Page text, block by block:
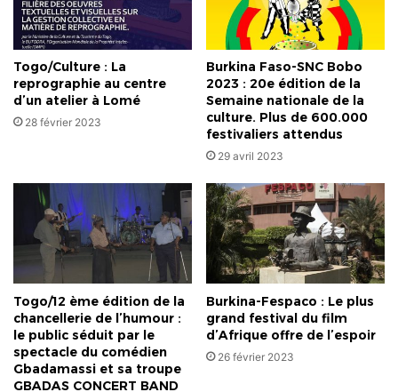
Togo/Culture : La
reprographie au centre
d’un atelier à Lomé
28 février 2023
Burkina Faso-SNC Bobo
2023 : 20e édition de la
Semaine nationale de la
culture. Plus de 600.000
festivaliers attendus
29 avril 2023
Togo/12 ème édition de la
chancellerie de l’humour :
le public séduit par le
spectacle du comédien
Gbadamassi et sa troupe
GBADAS CONCERT BAND
Burkina-Fespaco : Le plus
grand festival du film
d’Afrique offre de l’espoir
26 février 2023